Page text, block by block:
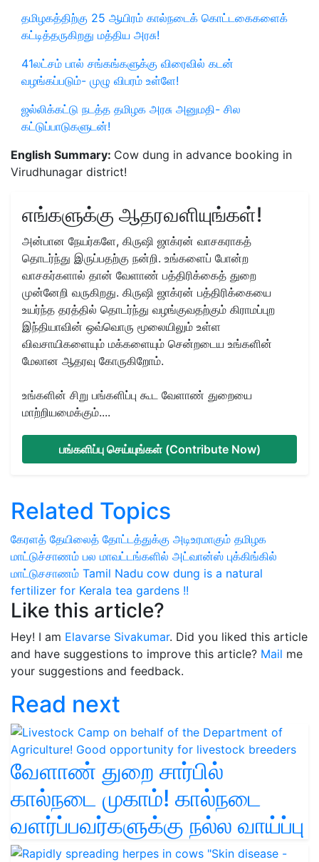
தமிழகத்திற்கு 25 ஆயிரம் கால்நடைக் கொட்டகைகளைக்
கட்டித்தருகிறது மத்திய அரசு!
41லட்சம் பால் சங்கங்களுக்கு விரைவில் கடன்
வழங்கப்படும்- முழு விபரம் உள்ளே!
ஜல்லிக்கட்டு நடத்த தமிழக அரசு அனுமதி- சில
கட்டுப்பாடுகளுடன்!
English Summary: Cow dung in advance booking in
Virudhunagar district!
எங்களுக்கு ஆதரவளியுங்கள்!
அன்பான நேயர்களே, கிருஷி ஜாக்ரன் வாசகராகத்
தொடர்ந்து இருப்பதற்கு நன்றி. உங்களைப் போன்ற
வாசகர்களால் தான் வேளாண் பத்திரிக்கைத் துறை
முன்னேறி வருகிறது. கிருஷி ஜாக்ரன் பத்திரிக்கையை
உயர்ந்த தரத்தில் தொடர்ந்து வழங்குவதற்கும் கிராமப்புற
இந்தியாவின் ஒவ்வொரு மூலையிலும் உள்ள
விவசாயிகளையும் மக்களையும் சென்றடைய உங்களின்
மேலான ஆதரவு கோருகிறோம்.
உங்களின் சிறு பங்களிப்பு கூட வேளாண் துறையை
மாற்றியமைக்கும்....
பங்களிப்பு செய்யுங்கள் (Contribute Now)
Related Topics
கேரளத் தேயிலைத் தோட்டத்துக்கு அடிஉரமாகும் தமிழக
மாட்டுச்சாணம் பல மாவட்டங்களில் அட்வான்ஸ் புக்கிங்கில்
மாட்டுசசாணம் Tamil Nadu cow dung is a natural
fertilizer for Kerala tea gardens !!
Like this article?
Hey! I am Elavarse Sivakumar. Did you liked this article
and have suggestions to improve this article? Mail me
your suggestions and feedback.
Read next
வேளாண் துறை சார்பில்
கால்நடை முகாம்! கால்நடை
வளர்ப்பவர்களுக்கு நல்ல வாய்ப்பு